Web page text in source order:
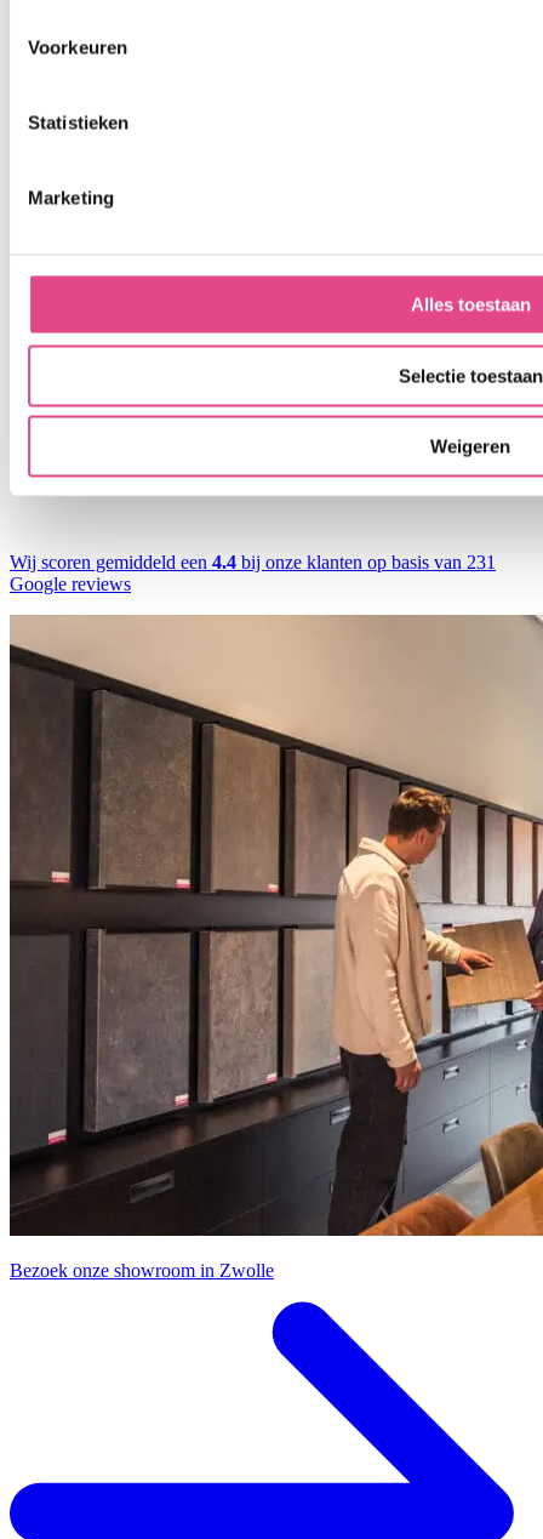
Voorkeuren
Statistieken
Marketing
Alles toestaan
Selectie toestaan
Weigeren
Wij scoren gemiddeld een 4.4 bij onze klanten op basis van 231
Google reviews
Bezoek onze showroom in Zwolle